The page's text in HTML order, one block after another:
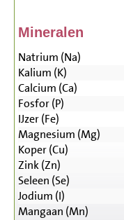
Mineralen
Natrium (Na)
Kalium (K)
Calcium (Ca)
Fosfor (P)
IJzer (Fe)
Magnesium (Mg)
Koper (Cu)
Zink (Zn)
Seleen (Se)
Jodium (I)
Mangaan (Mn)